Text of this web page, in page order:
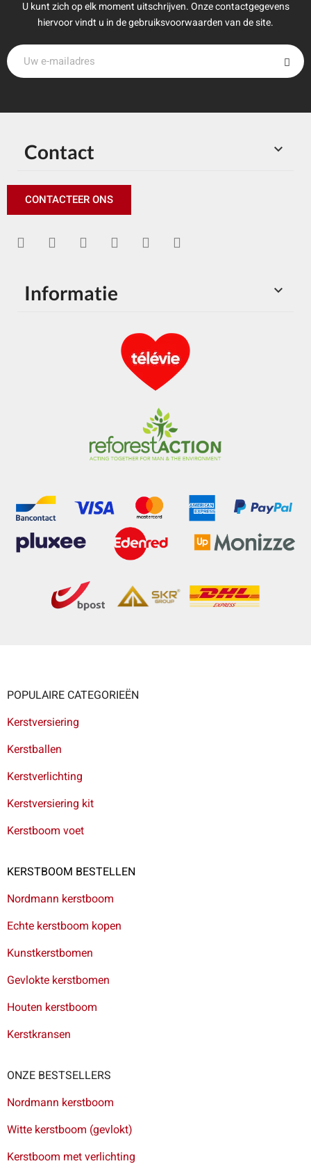
U kunt zich op elk moment uitschrijven. Onze contactgegevens
hiervoor vindt u in de gebruiksvoorwaarden van de site.

Contact
CONTACTEER ONS

Informatie
POPULAIRE CATEGORIEËN
Kerstversiering
Kerstballen
Kerstverlichting
Kerstversiering kit
Kerstboom voet
KERSTBOOM BESTELLEN
Nordmann kerstboom
Echte kerstboom kopen
Kunstkerstbomen
Gevlokte kerstbomen
Houten kerstboom
Kerstkransen
ONZE BESTSELLERS
Nordmann kerstboom
Witte kerstboom (gevlokt)
Kerstboom met verlichting